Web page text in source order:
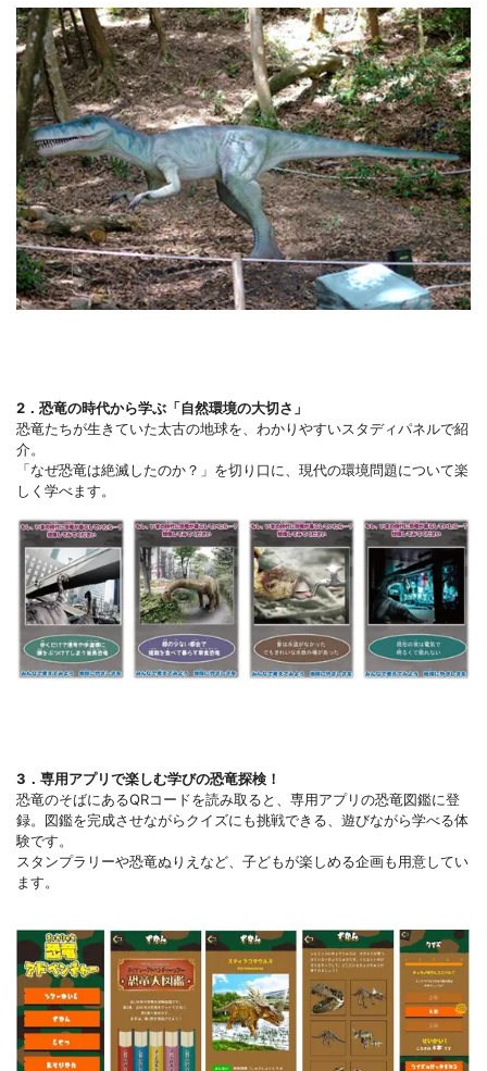
2．恐竜の時代から学ぶ「自然環境の大切さ」
恐竜たちが生きていた太古の地球を、わかりやすいスタディパネルで紹
介。
「なぜ恐竜は絶滅したのか？」を切り口に、現代の環境問題について楽
しく学べます。
3．専用アプリで楽しむ学びの恐竜探検！
恐竜のそばにあるQRコードを読み取ると、専用アプリの恐竜図鑑に登
録。図鑑を完成させながらクイズにも挑戦できる、遊びながら学べる体
験です。
スタンプラリーや恐竜ぬりえなど、子どもが楽しめる企画も用意してい
ます。